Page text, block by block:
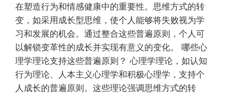
在塑造行为和情感健康中的重要性。思维方式的转
变，如采用成长型思维，使个人能够将失败视为学
习和发展的机会。通过整合这些普遍原则，个人可
以解锁变革性的成长并实现有意义的变化。 哪些心
理学理论支持这些普遍原则？ 心理学理论，如认知
行为理论、人本主义心理学和积极心理学，支持个
人成长的普遍原则。这些理论强调思维方式的转